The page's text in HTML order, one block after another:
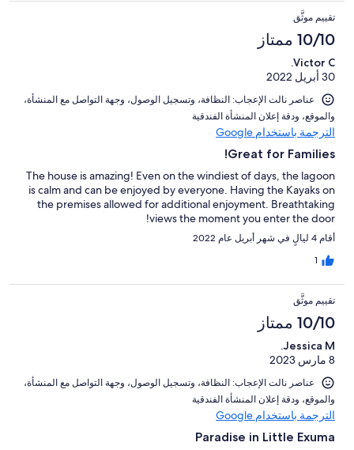
تقييم موثَّق
10/10 ممتاز
Victor C.
30 أبريل 2022
عناصر نالت الإعجاب: ⁦النظافة⁩، و⁦تسجيل الوصول⁩، و⁦جهة التواصل مع المنشأة⁩،
و⁦الموقع⁩، و⁦دقة إعلان المنشأة الفندقية⁩
الترجمة باستخدام Google
Great for Families!
The house is amazing! Even on the windiest of days, the lagoon
is calm and can be enjoyed by everyone. Having the Kayaks on
the premises allowed for additional enjoyment. Breathtaking
views the moment you enter the door!
أقام 4 ليالٍ في شهر أبريل عام 2022
1
تقييم موثَّق
10/10 ممتاز
Jessica M.
8 مارس 2023
عناصر نالت الإعجاب: ⁦النظافة⁩، و⁦تسجيل الوصول⁩، و⁦جهة التواصل مع المنشأة⁩،
و⁦الموقع⁩، و⁦دقة إعلان المنشأة الفندقية⁩
الترجمة باستخدام Google
Paradise in Little Exuma